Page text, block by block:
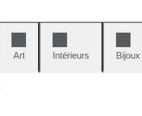
Art
Intérieurs Bijoux